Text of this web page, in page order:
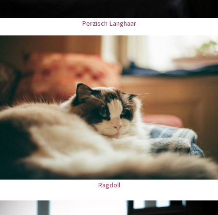
Perzisch Langhaar
Ragdoll